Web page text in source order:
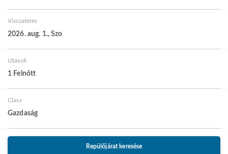
Visszatérés
2026. aug. 1., Szo
Utasok
1 Felnőtt
Class
Gazdaság
Repülőjárat keresése